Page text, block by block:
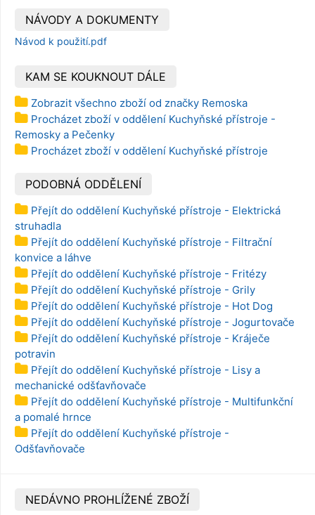
NÁVODY A DOKUMENTY
Návod k použití.pdf
KAM SE KOUKNOUT DÁLE
Zobrazit všechno zboží od značky Remoska
Procházet zboží v oddělení Kuchyňské přístroje -
Remosky a Pečenky
Procházet zboží v oddělení Kuchyňské přístroje
PODOBNÁ ODDĚLENÍ
Přejít do oddělení Kuchyňské přístroje - Elektrická
struhadla
Přejít do oddělení Kuchyňské přístroje - Filtrační
konvice a láhve
Přejít do oddělení Kuchyňské přístroje - Fritézy
Přejít do oddělení Kuchyňské přístroje - Grily
Přejít do oddělení Kuchyňské přístroje - Hot Dog
Přejít do oddělení Kuchyňské přístroje - Jogurtovače
Přejít do oddělení Kuchyňské přístroje - Kráječe
potravin
Přejít do oddělení Kuchyňské přístroje - Lisy a
mechanické odšťavňovače
Přejít do oddělení Kuchyňské přístroje - Multifunkční
a pomalé hrnce
Přejít do oddělení Kuchyňské přístroje -
Odšťavňovače
NEDÁVNO PROHLÍŽENÉ ZBOŽÍ